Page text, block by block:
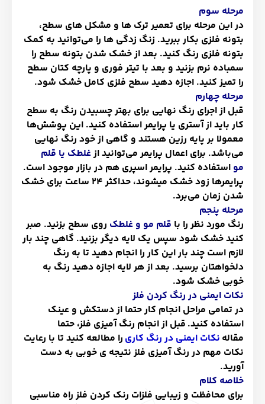
مرحله سوم
در این مرحله برای تعمیر ترک ها و مشکل های سطح،
بتونه فلزی بکار ببرید. زنگ زدگی ها را می‌توانید به کمک
بتونه فلزی رنگ کنید. بعد از خشک شدن بتونه سطح را
سمباده نرم بزنید و بعد با تیتر فوری و پارچه کتان سطح
را تمیز کنید. اجازه دهید سطح فلزی کامل خشک شود.
مرحله چهارم
قبل از اجرای رنگ نهایی برای بهتر چسبیدن رنگ به سطح
کار باید از آستری یا پرایمر استفاده کنید. این پوشش‌ها
معمولا بر پایه رزین هستند و گاهی از خود رنگ نهایی
می‌باشد. برای اعمال پرایمر می‌توانید ازغلطک یا قلم
مو استفاده کنید. پرایمر اسپری هم در بازار موجود است.
پرایمرها زود خشک میشوند، حداکثر 24 ساعت برای خشک
شدن زمان می‌برد.
مرحله پنجم
رنگ مورد نظر را با قلم مو و غلطک روی سطح بزنید. صبر
کنید خشک شود سپس یک لایه دیگر بزنید. گاهی چند بار
لازم است چند بار این کار را انجام دهید تا به رنگ
دلخواهتان برسید. بعد از هر لایه اجازه دهید رنگ به
خوبی خشک شود.
نکات ایمنی در رنگ کردن فلز
در تمامی مراحل انجام کار حتما از دستکش و عینک
استفاده کنید. قبل از انجام رنگ آمیزی فلز، حتما
مقاله نکات ایمنی در رنگ کاری را مطالعه کنید تا با رعایت
نکات مهم در رنگ آمیزی فلز نتیجه ی خوبی به دست
آورید.
خلاصه کلام
برای محافظت و زیبایی فلزات رنک کردن فلز راه مناسبی